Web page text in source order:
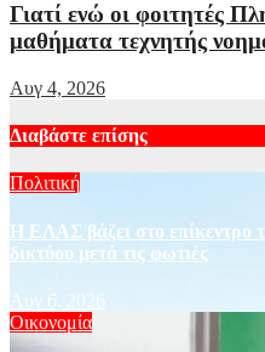
Γιατί ενώ οι φοιτητές
μαθήματα τεχνητής
Αυγ 4, 2026
Διαβάστε επίσης
Πολιτική
Η ΕΛΑΣ βάζει στο επίκεντρο
δικτύου μετά τις φωτιές
Αυγ 6, 2026
Οικονομία